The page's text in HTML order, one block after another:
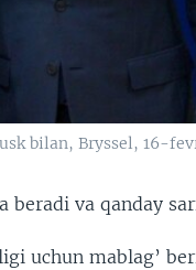
bilan, Bryssel, 16-
beradi va qanday
uchun mablag’